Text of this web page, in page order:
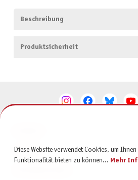
Beschreibung
Produktsicherheit
SERVICE
Diese Website verwendet Cookies, um
Funktionalität bieten zu können... Mehr